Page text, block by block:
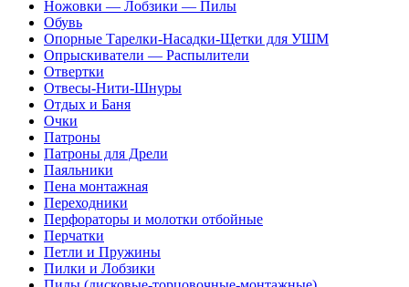
Ножовки — Лобзики — Пилы
Обувь
Опорные Тарелки-Насадки-Щетки для УШМ
Опрыскиватели — Распылители
Отвертки
Отвесы-Нити-Шнуры
Отдых и Баня
Очки
Патроны
Патроны для Дрели
Паяльники
Пена монтажная
Переходники
Перфораторы и молотки отбойные
Перчатки
Петли и Пружины
Пилки и Лобзики